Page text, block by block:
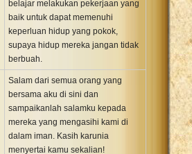
belajar melakukan pekerjaan yang
baik untuk dapat memenuhi
keperluan hidup yang pokok,
supaya hidup mereka jangan tidak
berbuah.
Salam dari semua orang yang
bersama aku di sini dan
sampaikanlah salamku kepada
mereka yang mengasihi kami di
dalam iman. Kasih karunia
menyertai kamu sekalian!